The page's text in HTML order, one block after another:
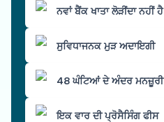
ਨਵਾਂ ਬੈਂਕ ਖਾਤਾ ਲੋੜੀਂਦਾ ਨਹੀਂ ਹੈ
ਸੁਵਿਧਾਜਨਕ ਮੁੜ ਅਦਾਇਗੀ
48 ਘੰਟਿਆਂ ਦੇ ਅੰਦਰ ਮਨਜ਼ੂਰੀ
ਇਕ ਵਾਰ ਦੀ ਪ੍ਰੋਸੈਸਿੰਗ ਫੀਸ